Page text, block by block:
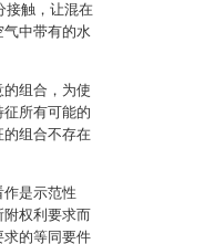
接触，让混在
气中带有的水
组合，为使
所有可能的
的组合不存在
作是示范性
附权利要求而
求的等同要件